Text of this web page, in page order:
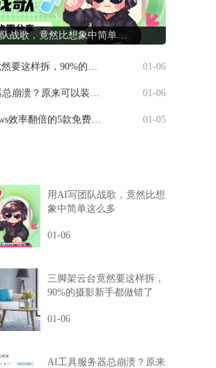
用AI写团队战歌，竟然比想象中简单这么多
三脚架云台竟然要这样拆，90%的摄影新手都做错了 01-06
AI工具服务器总崩溃？原来可以装进自己电脑里 01-06
让你的Windows效率翻倍的5款免费神器 01-05
用AI写团队战歌，竟然比想
象中简单这么多
01-06
三脚架云台竟然要这样拆，
90%的摄影新手都做错了
01-06
AI工具服务器总崩溃？原来